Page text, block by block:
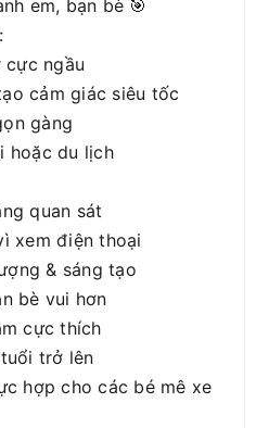
em, bạn bè 🎯
cực ngầu
cảm giác siêu tốc
gàng
hoặc du lịch
quan sát
xem điện thoại
& sáng tạo
bè vui hơn
cực thích
trở lên
hợp cho các bé mê xe